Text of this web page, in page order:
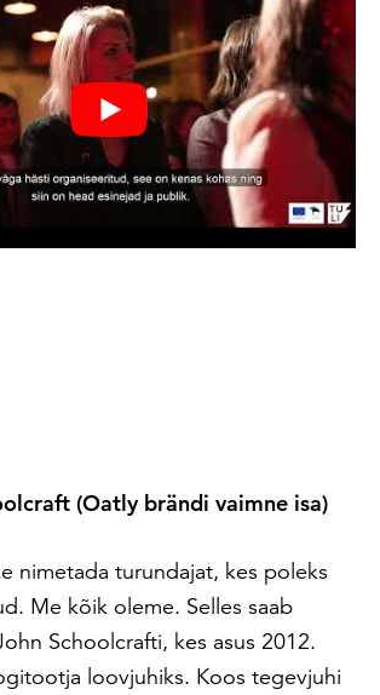
(Oatly brändi vaimne isa)
nimetada turundajat, kes poleks
Me kõik oleme. Selles saab
Schoolcrafti, kes asus 2012.
loovjuhiks. Koos tegevjuhi